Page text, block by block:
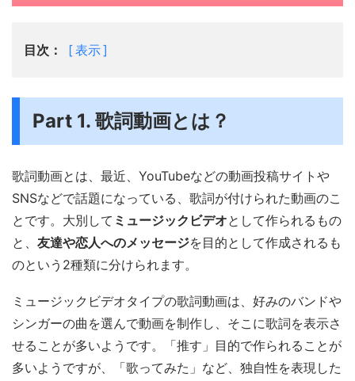
目次： 表示
Part 1. 歌詞動画とは？
歌詞動画とは、最近、YouTubeなどの動画投稿サイトや
SNSなどで話題になっている、歌詞が付けられた動画のこ
とです。大別して ミュージックビデオとして作られるもの
と、 友達や恋人へのメッセージを目的として作成されるも
のという2種類に分けられます。
ミュージックビデオタイプの歌詞動画は、好みのバンドや
シンガーの曲を選んで動画を制作し、そこに歌詞を表示さ
せることが多いようです。「推す」目的で作られることが
多いようですが、「歌ってみた」など、独自性を表現した